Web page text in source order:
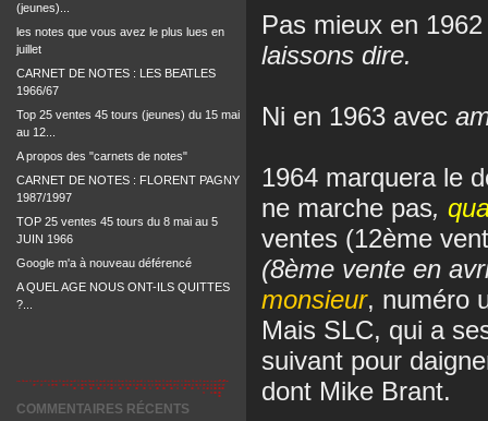
(jeunes)...
les notes que vous avez le plus lues en
juillet
CARNET DE NOTES : LES BEATLES
1966/67
Top 25 ventes 45 tours (jeunes) du 15 mai
au 12...
A propos des "carnets de notes"
CARNET DE NOTES : FLORENT PAGNY
1987/1997
TOP 25 ventes 45 tours du 8 mai au 5
JUIN 1966
Google m'a à nouveau déférencé
A QUEL AGE NOUS ONT-ILS QUITTES
?...
COMMENTAIRES RÉCENTS
Pas mieux en
laissons dire.
Ni en 1963 avec
1964 marquera le
ne marche pas,
ventes (12ème
(8ème vente en
monsieur, numéro
Mais SLC, qui a
suivant pour
dont Mike Brant.